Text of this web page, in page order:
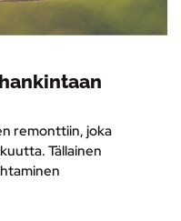
remonttiin, joka
Tällainen